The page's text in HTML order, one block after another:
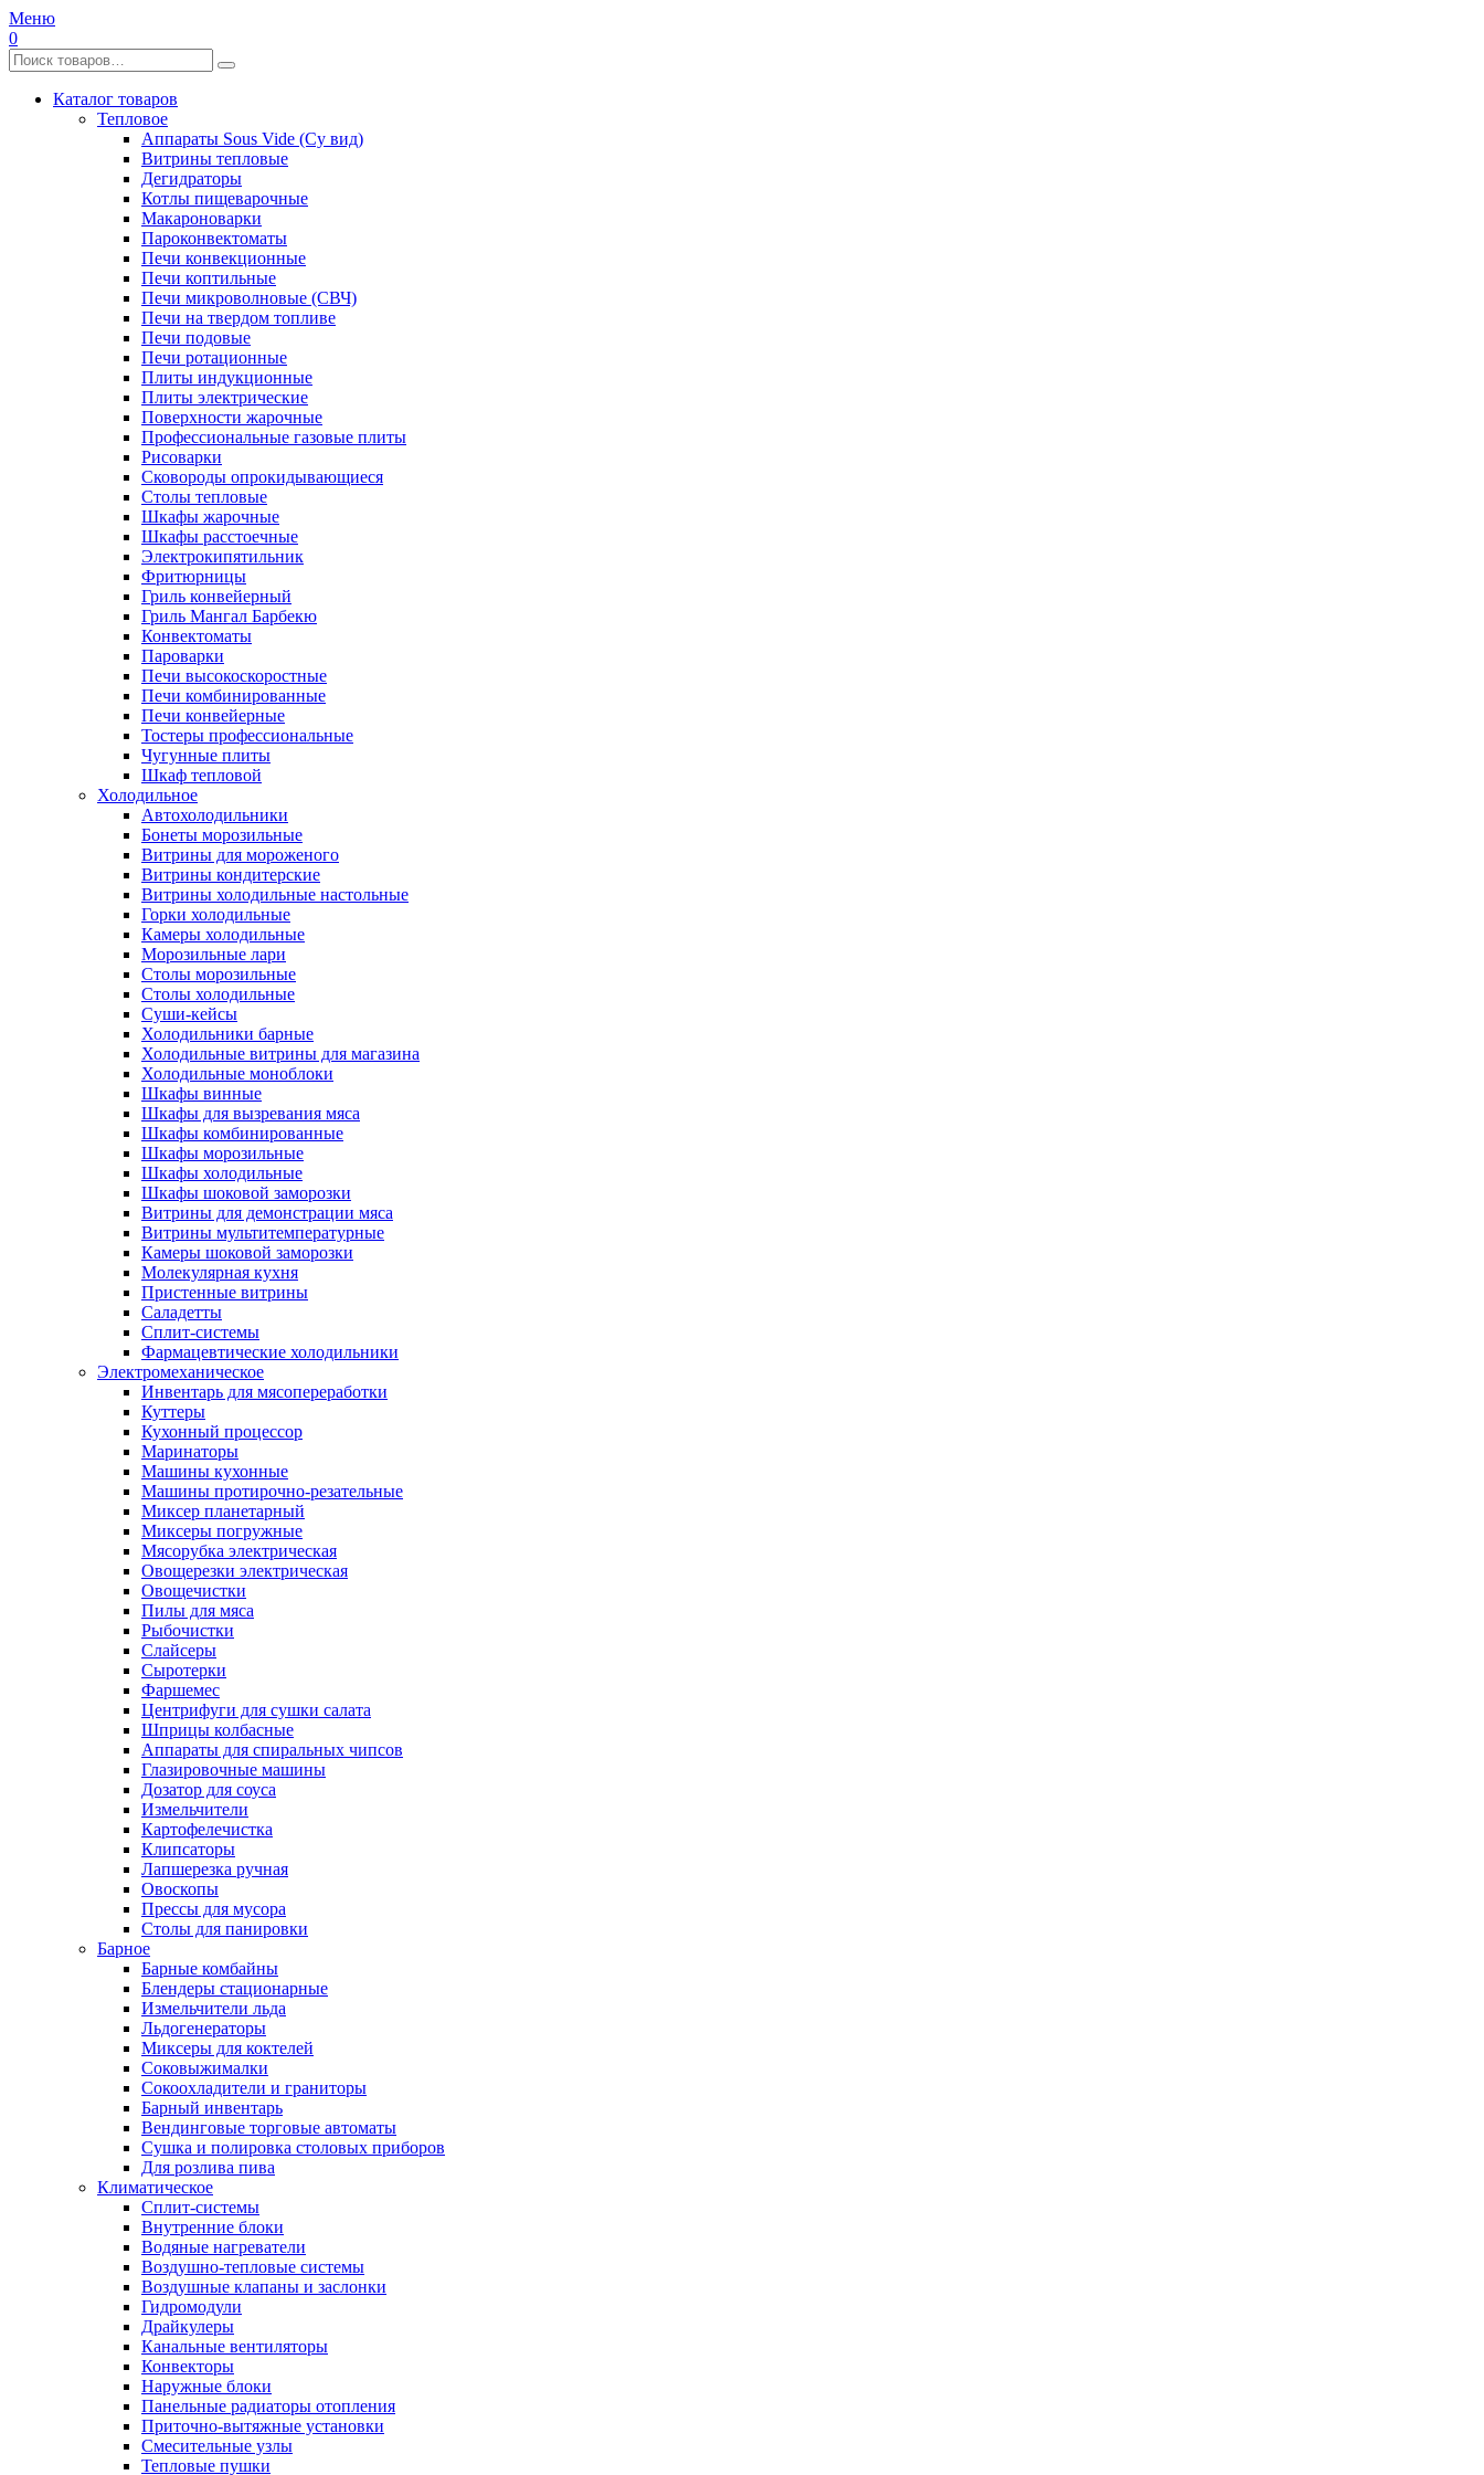
Меню
0
Каталог товаров
Тепловое
Аппараты Sous Vide (Су вид)
Витрины тепловые
Дегидраторы
Котлы пищеварочные
Макароноварки
Пароконвектоматы
Печи конвекционные
Печи коптильные
Печи микроволновые (СВЧ)
Печи на твердом топливе
Печи подовые
Печи ротационные
Плиты индукционные
Плиты электрические
Поверхности жарочные
Профессиональные газовые плиты
Рисоварки
Сковороды опрокидывающиеся
Столы тепловые
Шкафы жарочные
Шкафы расстоечные
Электрокипятильник
Фритюрницы
Гриль конвейерный
Гриль Мангал Барбекю
Конвектоматы
Пароварки
Печи высокоскоростные
Печи комбинированные
Печи конвейерные
Тостеры профессиональные
Чугунные плиты
Шкаф тепловой
Холодильное
Автохолодильники
Бонеты морозильные
Витрины для мороженого
Витрины кондитерские
Витрины холодильные настольные
Горки холодильные
Камеры холодильные
Морозильные лари
Столы морозильные
Столы холодильные
Суши-кейсы
Холодильники барные
Холодильные витрины для магазина
Холодильные моноблоки
Шкафы винные
Шкафы для вызревания мяса
Шкафы комбинированные
Шкафы морозильные
Шкафы холодильные
Шкафы шоковой заморозки
Витрины для демонстрации мяса
Витрины мультитемпературные
Камеры шоковой заморозки
Молекулярная кухня
Пристенные витрины
Саладетты
Сплит-системы
Фармацевтические холодильники
Электромеханическое
Инвентарь для мясопереработки
Куттеры
Кухонный процессор
Маринаторы
Машины кухонные
Машины протирочно-резательные
Миксер планетарный
Миксеры погружные
Мясорубка электрическая
Овощерезки электрическая
Овощечистки
Пилы для мяса
Рыбочистки
Слайсеры
Сыротерки
Фаршемес
Центрифуги для сушки салата
Шприцы колбасные
Аппараты для спиральных чипсов
Глазировочные машины
Дозатор для соуса
Измельчители
Картофелечистка
Клипсаторы
Лапшерезка ручная
Овоскопы
Прессы для мусора
Столы для панировки
Барное
Барные комбайны
Блендеры стационарные
Измельчители льда
Льдогенераторы
Миксеры для коктелей
Соковыжималки
Сокоохладители и граниторы
Барный инвентарь
Вендинговые торговые автоматы
Сушка и полировка столовых приборов
Для розлива пива
Климатическое
Сплит-системы
Внутренние блоки
Водяные нагреватели
Воздушно-тепловые системы
Воздушные клапаны и заслонки
Гидромодули
Драйкулеры
Канальные вентиляторы
Конвекторы
Наружные блоки
Панельные радиаторы отопления
Приточно-вытяжные установки
Смесительные узлы
Тепловые пушки